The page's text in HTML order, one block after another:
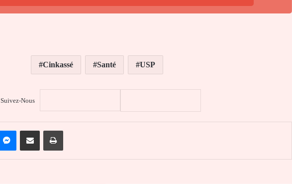
Cinkassé Santé USP
Suivez-Nous
MessengerPartager par email Imprimer